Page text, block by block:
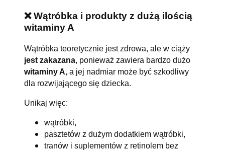
❌ Wątróbka i produkty z dużą ilością
witaminy A
Wątróbka teoretycznie jest zdrowa, ale w ciąży
jest zakazana, ponieważ zawiera bardzo dużo
witaminy A, a jej nadmiar może być szkodliwy
dla rozwijającego się dziecka.
Unikaj więc:
wątróbki,
pasztetów z dużym dodatkiem wątróbki,
tranów i suplementów z retinolem bez